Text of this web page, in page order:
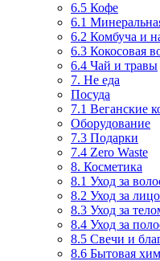
6.5 Кофе
6.1
6.2 Комбуча и
6.3 Кокосовая
6.4 Чай и травы
7. Не еда
Посуда
7.1 Веганские
Оборудование
7.3 Подарки
7.4 Zero Waste
8. Косметика
8.1 Уход за
8.2 Уход за
8.3 Уход за
8.4 Уход за
8.5 Свечи и
8.6 Бытовая